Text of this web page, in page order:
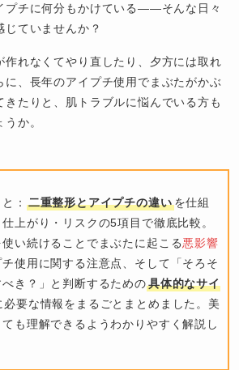
プチに何分もかけている——そんな日々
じていませんか？
作れなくてやり直したり、夕方には取れ
に、長年のアイプチ使用でまぶたがかぶ
きたりと、肌トラブルに悩んでいる方も
か。
： 二重整形とアイプチの違いを仕組
上がり・リスクの5項目で徹底比較。
い続けることでまぶたに起こる悪影響
使用に関する注意点、そして「そろそ
き？」と判断するための具体的なサイ
要な情報をまるごとまとめました。美
も理解できるようわかりやすく解説し